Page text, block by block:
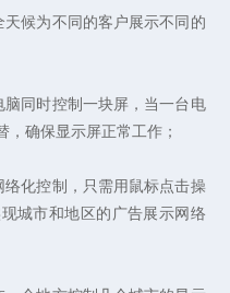
候为不同的客户展示不同的
同时控制一块屏，当一台电
确保显示屏正常工作；
化控制，只需用鼠标点击操
城市和地区的广告展示网络